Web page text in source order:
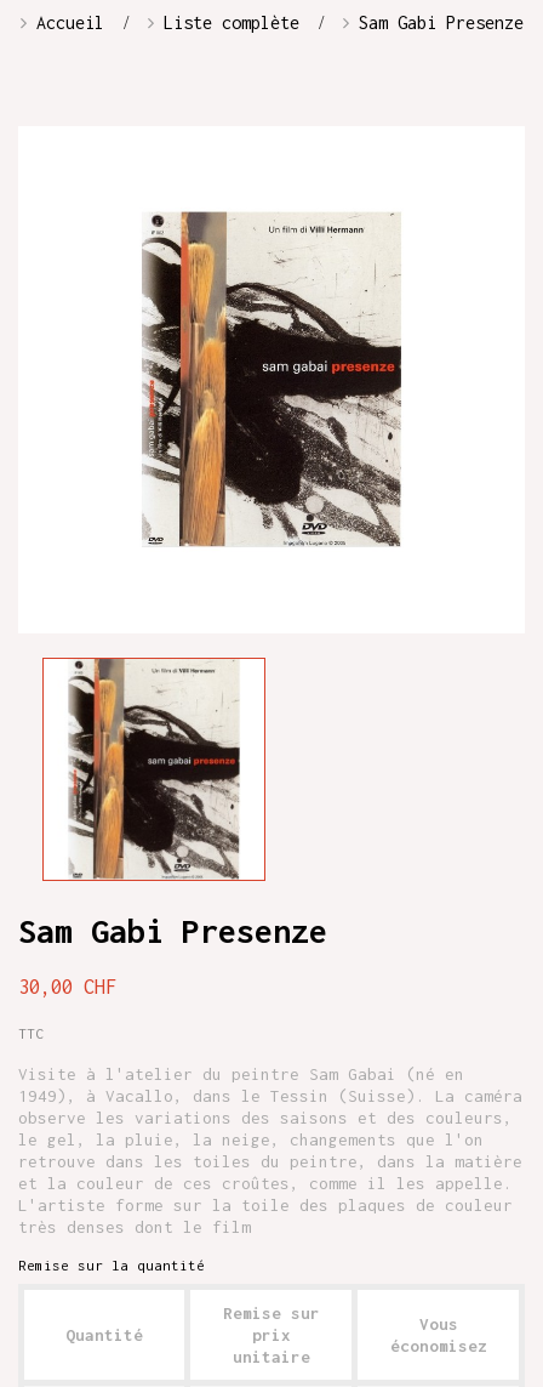
Accueil Liste complète Sam Gabi Presenze
Sam Gabi Presenze
30,00 CHF
TTC
Visite à l'atelier du peintre Sam Gabai (né en
1949), à Vacallo, dans le Tessin (Suisse). La caméra
observe les variations des saisons et des couleurs,
le gel, la pluie, la neige, changements que l'on
retrouve dans les toiles du peintre, dans la matière
et la couleur de ces croûtes, comme il les appelle.
L'artiste forme sur la toile des plaques de couleur
très denses dont le film
Remise sur la quantité
Quantité
Remise sur
prix
unitaire
Vous
économisez